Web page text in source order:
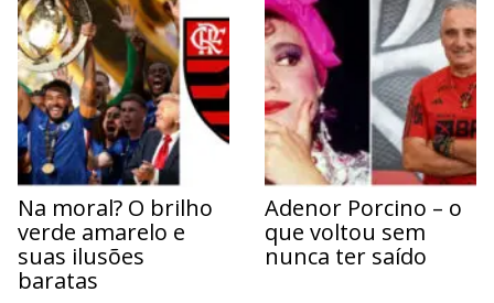
Na moral? O brilho
verde amarelo e
suas ilusões
baratas
Adenor Porcino – o
que voltou sem
nunca ter saído